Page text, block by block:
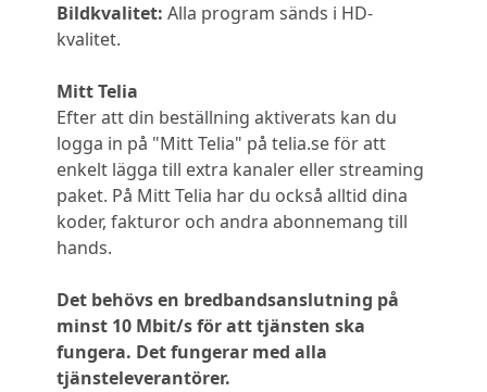
Bildkvalitet: Alla program sänds i HD-
kvalitet.
Mitt Telia
Efter att din beställning aktiverats kan du
logga in på "Mitt Telia" på telia.se för att
enkelt lägga till extra kanaler eller streaming
paket. På Mitt Telia har du också alltid dina
koder, fakturor och andra abonnemang till
hands.
Det behövs en bredbandsanslutning på
minst 10 Mbit/s för att tjänsten ska
fungera. Det fungerar med alla
tjänsteleverantörer.